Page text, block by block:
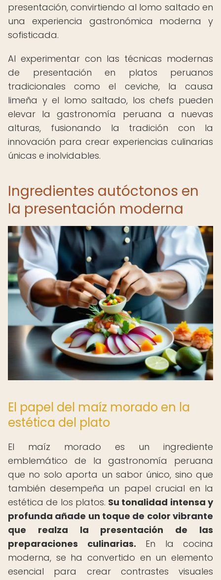
presentación, convirtiendo al lomo saltado en
una experiencia gastronómica moderna y
sofisticada.
Al experimentar con las técnicas modernas
de presentación en platos peruanos
tradicionales como el ceviche, la causa
limeña y el lomo saltado, los chefs pueden
elevar la gastronomía peruana a nuevas
alturas, fusionando la tradición con la
innovación para crear experiencias culinarias
únicas e inolvidables.
Ingredientes autóctonos en
la presentación moderna
El papel del maíz morado en la
estética del plato
El maíz morado es un ingrediente
emblemático de la gastronomía peruana
que no solo aporta un sabor único, sino que
también desempeña un papel crucial en la
estética de los platos. Su tonalidad intensa y
profunda añade un toque de color vibrante
que realza la presentación de las
preparaciones culinarias. En la cocina
moderna, se ha convertido en un elemento
esencial para crear contrastes visuales